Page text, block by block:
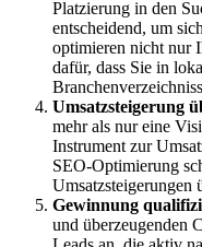
Platzierung in den
entscheidend, um
optimieren nicht nur
dafür, dass Sie in
Umsatzsteigerung
mehr als nur eine
Instrument zur
SEO-Optimierung
Umsatzsteigerungen
Gewinnung
und überzeugenden